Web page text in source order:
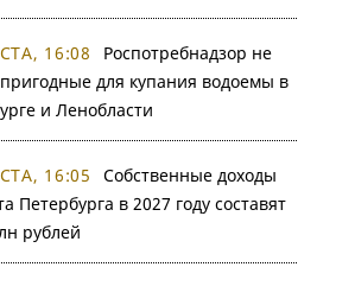
16:08
Роспотребнадзор не
для купания водоемы в
и Ленобласти
16:05
Собственные доходы
Петербурга в 2027 году составят
рублей